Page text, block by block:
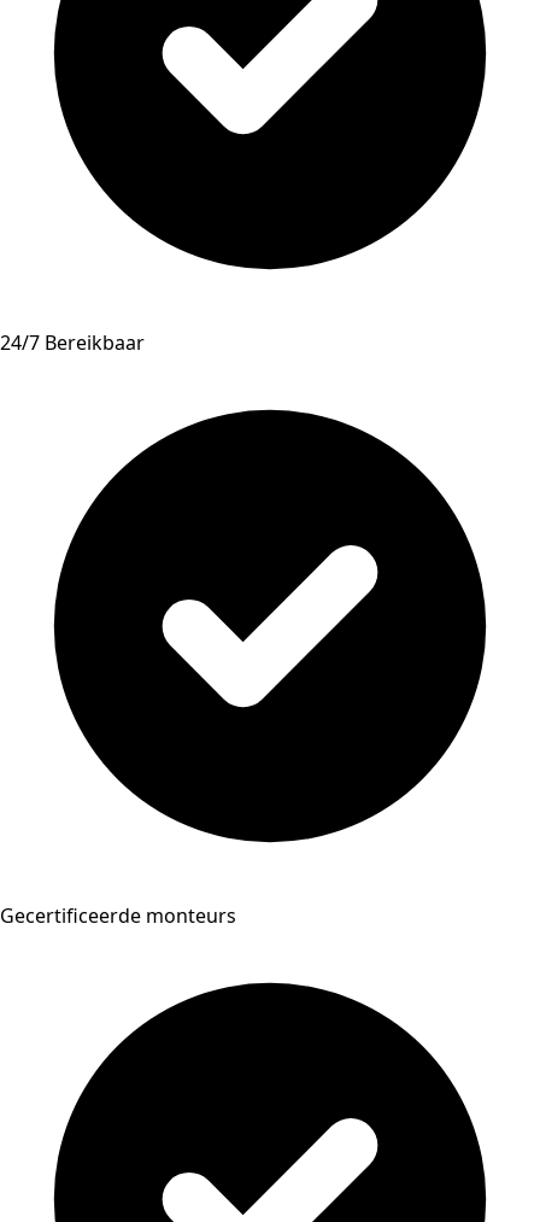
24/7 Bereikbaar
Gecertificeerde monteurs